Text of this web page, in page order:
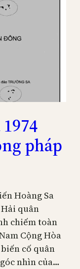
pháp
Hoàng Sa
quân
chiếm toàn
Cộng Hòa
cố quân
nhìn của…